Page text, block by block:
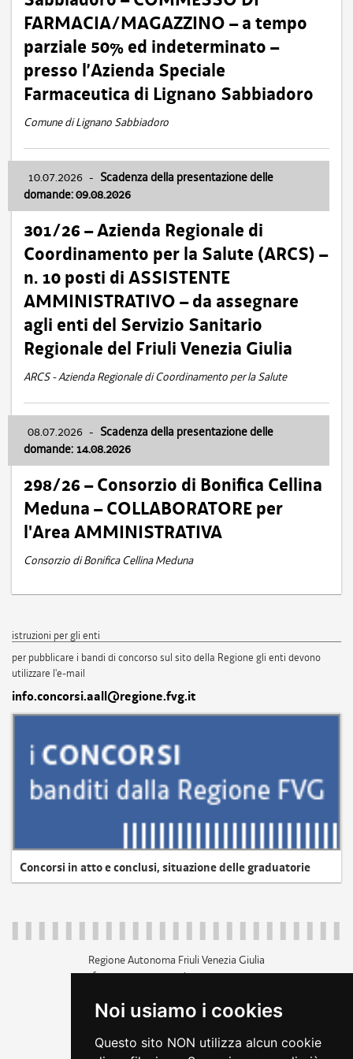
Noi usiamo i cookies
Questo sito NON utilizza alcun cookie
FARMACIA/MAGAZZINO – a tempo
parziale 50% ed indeterminato –
presso l’Azienda Speciale
Farmaceutica di Lignano Sabbiadoro
Comune di Lignano Sabbiadoro
10.07.2026 - Scadenza della presentazione delle
domande: 09.08.2026
301/26 – Azienda Regionale di
Coordinamento per la Salute (ARCS) –
n. 10 posti di ASSISTENTE
AMMINISTRATIVO – da assegnare
agli enti del Servizio Sanitario
Regionale del Friuli Venezia Giulia
ARCS - Azienda Regionale di Coordinamento per la Salute
08.07.2026 - Scadenza della presentazione delle
domande: 14.08.2026
298/26 – Consorzio di Bonifica Cellina
Meduna – COLLABORATORE per
l'Area AMMINISTRATIVA
Consorzio di Bonifica Cellina Meduna
istruzioni per gli enti
per pubblicare i bandi di concorso sul sito della Regione gli enti devono
utilizzare l'e-mail
info.concorsi.aall@regione.fvg.it
Concorsi in atto e conclusi, situazione delle graduatorie
Regione Autonoma Friuli Venezia Giulia
c.f. 80014930327; p.iva 00526040324
+39 040 3771111